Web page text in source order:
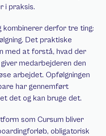
i praksis.
kombinerer derfor tre ting:
Det praktiske
med at forstå, hvad der
medarbejderen den
arbejdet. Opfølgningen
har gennemført
det og kan bruge det.
som Cursum bliver
obligatorisk